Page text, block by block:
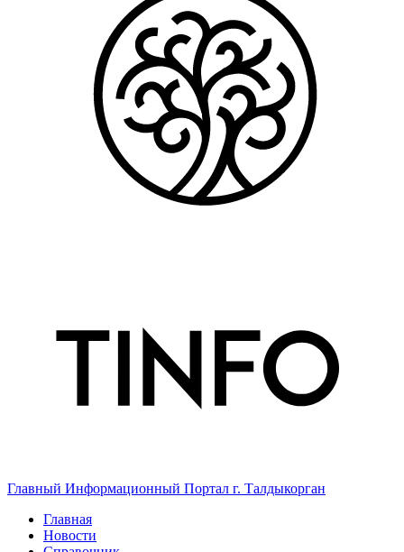
Главный Информационный Портал г. Талдыкорган
Главная
Новости